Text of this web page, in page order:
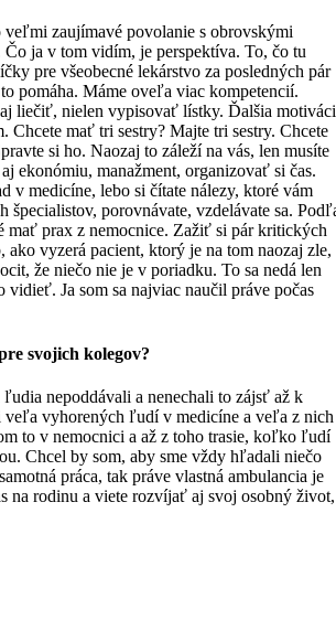
veľmi zaujímavé povolanie s obrovskými
ja v tom vidím, je perspektíva. To, čo tu
pre všeobecné lekárstvo za posledných pár
pomáha. Máme oveľa viac kompetencií.
liečiť, nielen vypisovať lístky. Ďalšia
Chcete mať tri sestry? Majte tri sestry. Chcete
si ho. Naozaj to záleží na vás, len musíte
ekonómiu, manažment, organizovať si čas.
v medicíne, lebo si čítate nálezy, ktoré vám
špecialistov, porovnávate, vzdelávate sa.
mať prax z nemocnice. Zažiť si pár kritických
ako vyzerá pacient, ktorý je na tom naozaj zle,
že niečo nie je v poriadku. To sa nedá len
vidieť. Ja som sa najviac naučil práve počas
svojich kolegov?
nepoddávali a nenechali to zájsť až k
vyhorených ľudí v medicíne a veľa z nich
to v nemocnici a až z toho trasie, koľko ľudí
Chcel by som, aby sme vždy hľadali niečo
práca, tak práve vlastná ambulancia je
na rodinu a viete rozvíjať aj svoj osobný život,